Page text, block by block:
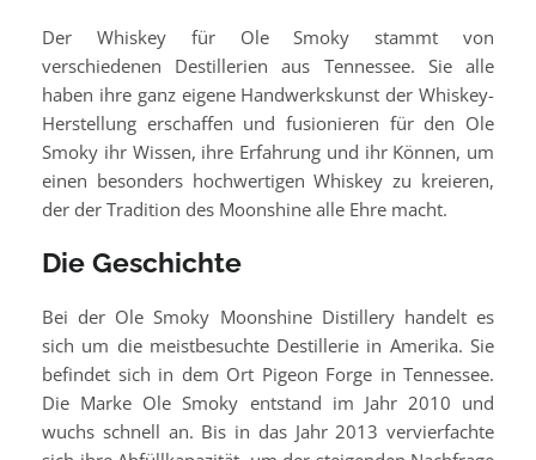
Der Whiskey für Ole Smoky stammt von
verschiedenen Destillerien aus Tennessee. Sie alle
haben ihre ganz eigene Handwerkskunst der Whiskey-
Herstellung erschaffen und fusionieren für den Ole
Smoky ihr Wissen, ihre Erfahrung und ihr Können, um
einen besonders hochwertigen Whiskey zu kreieren,
der der Tradition des Moonshine alle Ehre macht.
Die Geschichte
Bei der Ole Smoky Moonshine Distillery handelt es
sich um die meistbesuchte Destillerie in Amerika. Sie
befindet sich in dem Ort Pigeon Forge in Tennessee.
Die Marke Ole Smoky entstand im Jahr 2010 und
wuchs schnell an. Bis in das Jahr 2013 vervierfachte